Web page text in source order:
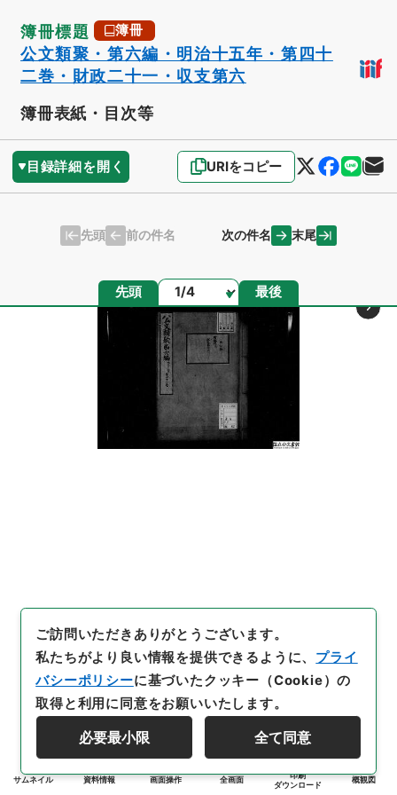
簿冊標題 簿冊
公文類聚・第六編・明治十五年・第四十
二巻・財政二十一・収支第六
簿冊表紙・目次等
目録詳細を開く URIをコピー
先頭 前の件名 次の件名 末尾
先頭 ページ 最後
サムネイル 資料情報 画面操作 全画面
印刷
ダウンロード
概観図
ご訪問いただきありがとうございます。
私たちがより良い情報を提供できるように、 プライ
バシーポリシーに基づいたクッキー（Cookie）の
取得と利用に同意をお願いいたします。
必要最小限 全て同意